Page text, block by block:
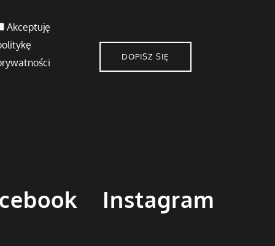
Akceptuję
DOPISZ SIĘ
Instagram